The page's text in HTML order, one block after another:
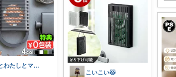
海とわたしとマイルーム
こいこい🐱